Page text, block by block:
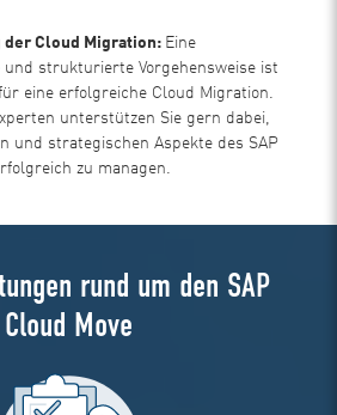
der Cloud Migration: Eine
strukturierte Vorgehensweise ist
eine erfolgreiche Cloud Migration.
unterstützen Sie gern dabei,
und strategischen Aspekte des SAP
zu managen.
rund um den SAP
Cloud Move